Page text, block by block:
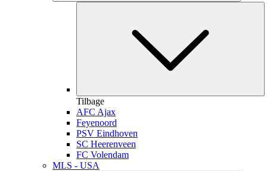
Tilbage
AFC Ajax
Feyenoord
PSV Eindhoven
SC Heerenveen
FC Volendam
MLS - USA